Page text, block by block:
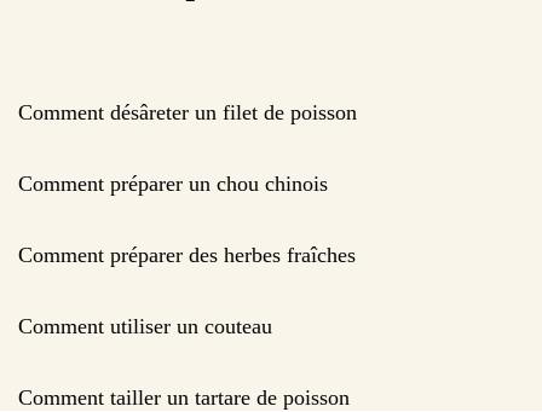
Comment désâreter un filet de poisson
Comment préparer un chou chinois
Comment préparer des herbes fraîches
Comment utiliser un couteau
Comment tailler un tartare de poisson